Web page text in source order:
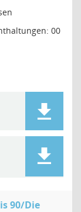
00
90/Die